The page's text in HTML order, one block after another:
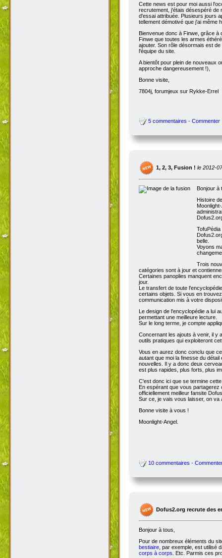
Cette news est pour moi aussi
recrutement, j'étais désespéré de
d'essai attribuée. Plusieurs jours
tellement démotivé que j'ai même
Bienvenue donc à Finwe, grâce
Finwe que toutes les armes
ajouter. Son rôle désormais est
l'équipe du site.
A bientôt pour plein de nouveaux
approche dangereusement !),
Bonne visite,
7804j, forumjeux sur Rykke-Errel
5 commentaires - Commenter
1, 2, 3, Fusion ! le 2012-
Bonjour à
Histoire
belle.
Voyons
Trois
catégories sont à jour et
Certaines panoplies manquent
jour.
Le transfert de toute
certains objets. Si vous en
communication mis à votre
Le design de l'encyclopédie a lui
permettant une meilleure lecture.
Sur le long terme, je compte
Concernant les ajouts à venir, il y
outils pratiques qui exploiteront
Vous en aurez donc conclu que
autant que moi la finesse du
nouvelles. Il y a donc deux
est plus rapides, plus forts, plus
C'est donc ici que se termine
En espérant que vous
officiellement meilleur fansite
Sur ce, je vais vous laisser, on va
Bonne visite à vous !
Moonlight-Angel.
10 commentaires -
Dofus2.org recrute des
Bonjour à tous,
Pour de nombreux éléments du
bestiaire, par exemple, est utilisé
corps à corps. Etc. Parmis ces